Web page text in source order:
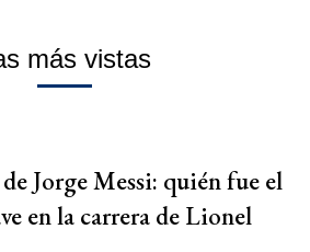
más vistas
Jorge Messi: quién fue el
en la carrera de Lionel